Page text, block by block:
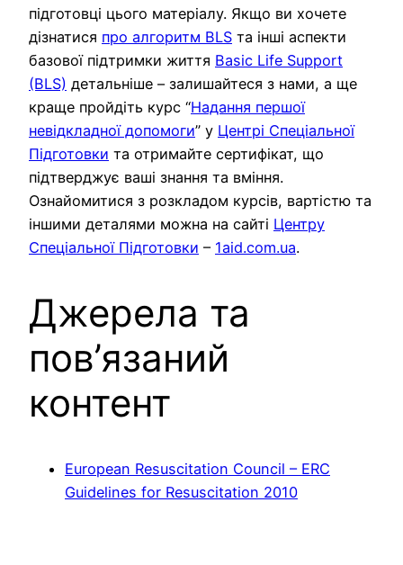
підготовці цього матеріалу. Якщо ви хочете
дізнатися про алгоритм BLS та інші аспекти
базової підтримки життя Basic Life Support
(BLS) детальніше – залишайтеся з нами, а ще
краще пройдіть курс “Надання першої
невідкладної допомоги” у Центрі Спеціальної
Підготовки та отримайте сертифікат, що
підтверджує ваші знання та вміння.
Ознайомитися з розкладом курсів, вартістю та
іншими деталями можна на сайті Центру
Спеціальної Підготовки – 1aid.com.ua.
Джерела та
пов’язаний
контент
European Resuscitation Council – ERC
Guidelines for Resuscitation 2010